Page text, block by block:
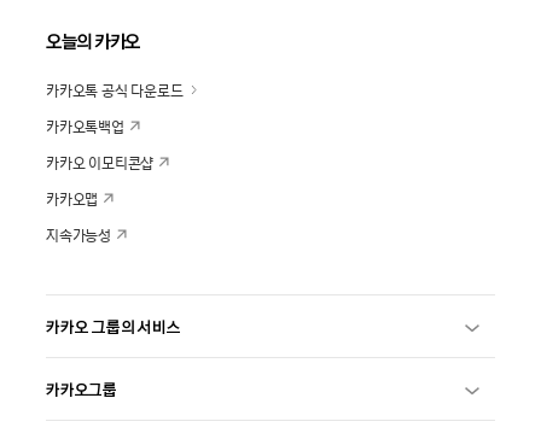
오늘의 카카오
카카오톡 공식 다운로드
카카오톡백업
카카오 이모티콘샵
카카오맵
지속가능성
카카오 그룹의 서비스
카카오그룹